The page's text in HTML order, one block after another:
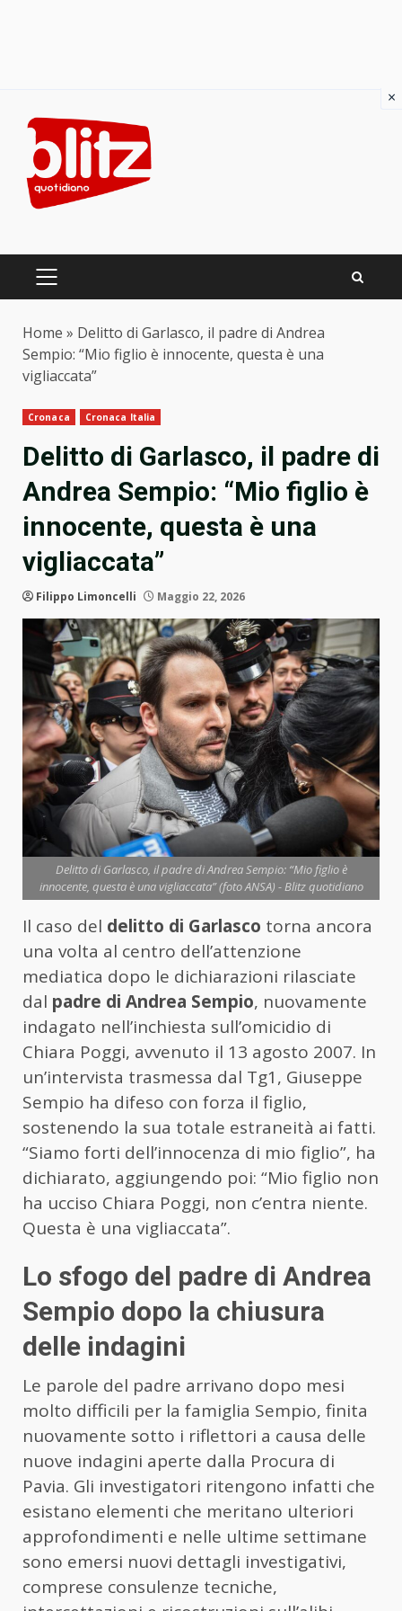
content
PRIMARY
Home » Delitto di Garlasco, il padre di Andrea
Sempio: “Mio figlio è innocente, questa è una
vigliaccata”
Cronaca Cronaca Italia
Delitto di Garlasco, il padre di
Andrea Sempio: “Mio figlio è
innocente, questa è una
vigliaccata”
Filippo Limoncelli Maggio 22, 2026
Delitto di Garlasco, il padre di Andrea Sempio: “Mio figlio è
innocente, questa è una vigliaccata” (foto ANSA) - Blitz quotidiano
Il caso del delitto di Garlasco torna ancora
una volta al centro dell’attenzione
mediatica dopo le dichiarazioni rilasciate
dal padre di Andrea Sempio, nuovamente
indagato nell’inchiesta sull’omicidio di
Chiara Poggi, avvenuto il 13 agosto 2007. In
un’intervista trasmessa dal Tg1, Giuseppe
Sempio ha difeso con forza il figlio,
sostenendo la sua totale estraneità ai fatti.
“Siamo forti dell’innocenza di mio figlio”, ha
dichiarato, aggiungendo poi: “Mio figlio non
ha ucciso Chiara Poggi, non c’entra niente.
Questa è una vigliaccata”.
Lo sfogo del padre di Andrea
Sempio dopo la chiusura
delle indagini
Le parole del padre arrivano dopo mesi
molto difficili per la famiglia Sempio, finita
nuovamente sotto i riflettori a causa delle
nuove indagini aperte dalla Procura di
Pavia. Gli investigatori ritengono infatti che
esistano elementi che meritano ulteriori
approfondimenti e nelle ultime settimane
sono emersi nuovi dettagli investigativi,
comprese consulenze tecniche,
×